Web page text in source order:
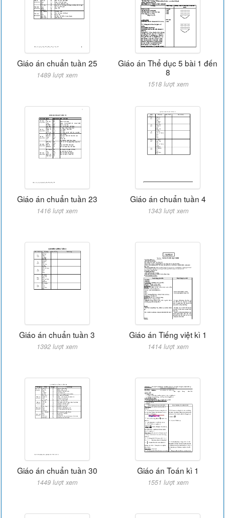
Giáo án chuẩn tuần 25
1489 lượt xem
Giáo án Thể dục 5 bài 1 đến
8
1518 lượt xem
Giáo án chuẩn tuần 23
1416 lượt xem
Giáo án chuẩn tuần 4
1343 lượt xem
Giáo án chuẩn tuần 3
1392 lượt xem
Giáo án Tiếng việt kì 1
1414 lượt xem
Giáo án chuẩn tuần 30
1449 lượt xem
Giáo án Toán kì 1
1551 lượt xem